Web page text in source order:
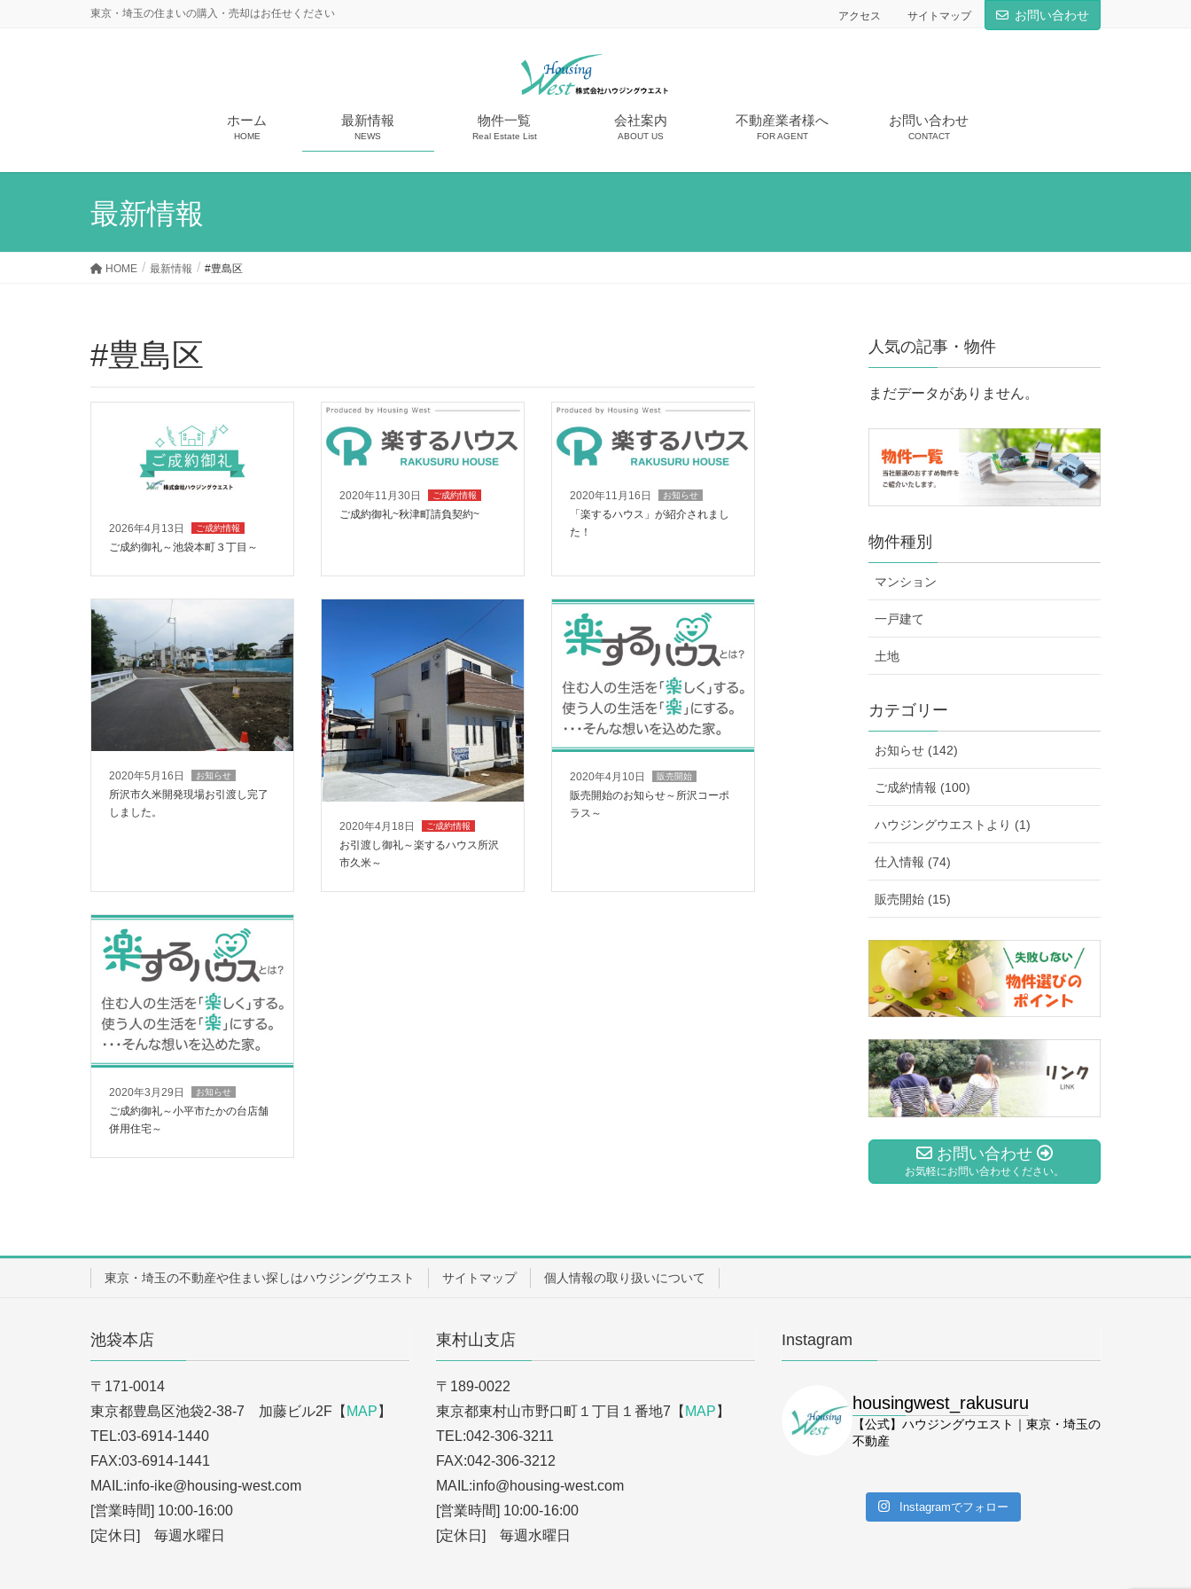
東京・埼玉の住まいの購入・売却はお任せください アクセス サイトマップ お問い合わせ
ホーム
HOME
最新情報
NEWS
物件一覧
Real Estate List
会社案内
ABOUT US
不動産業者様へ
FOR AGENT
お問い合わせ
CONTACT
最新情報
HOME 最新情報 #豊島区
#豊島区
2026年4月13日 ご成約情報
ご成約御礼～池袋本町３丁目～
2020年11月30日 ご成約情報
ご成約御礼~秋津町請負契約~
2020年11月16日 お知らせ
「楽するハウス」が紹介されまし
た！
2020年5月16日 お知らせ
所沢市久米開発現場お引渡し完了
しました。
2020年4月18日
ご成約情報
お引渡し御礼～楽するハウス所沢
市久米～
2020年4月10日 販売開始
販売開始のお知らせ～所沢コーポ
ラス～
2020年3月29日 お知らせ
ご成約御礼～小平市たかの台店舗
併用住宅～
人気の記事・物件
まだデータがありません。
物件種別
マンション
一戸建て
土地
カテゴリー
お知らせ (142)
ご成約情報 (100)
ハウジングウエストより (1)
仕入情報 (74)
販売開始 (15)
お問い合わせ
お気軽にお問い合わせください。
東京・埼玉の不動産や住まい探しはハウジングウエスト サイトマップ 個人情報の取り扱いについて
池袋本店
〒171-0014
東京都豊島区池袋2-38-7 加藤ビル2F【 MAP 】
TEL:03-6914-1440
FAX:03-6914-1441
MAIL:info-ike@housing-west.com
[営業時間] 10:00-16:00
[定休日] 毎週水曜日
東村山支店
〒189-0022
東京都東村山市野口町１丁目１番地7【 MAP 】
TEL:042-306-3211
FAX:042-306-3212
MAIL:info@housing-west.com
[営業時間] 10:00-16:00
[定休日] 毎週水曜日
Instagram
housingwest_rakusuru
【公式】ハウジングウエスト｜東京・埼玉の
不動産
Instagramでフォロー